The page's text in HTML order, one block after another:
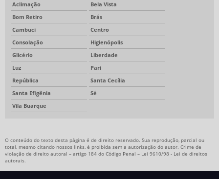
Aclimação
Bela Vista
Bom Retiro
Brás
Cambuci
Centro
Consolação
Higienópolis
Glicério
Liberdade
Luz
Pari
República
Santa Cecília
Santa Efigênia
Sé
Vila Buarque
O conteúdo do texto desta página é de direito reservado. Sua reprodução, parcial ou
total, mesmo citando nossos links, é proibida sem a autorização do autor. Crime de
violação de direito autoral – artigo 184 do Código Penal – Lei 9610/98 - Lei de direitos
autorais.